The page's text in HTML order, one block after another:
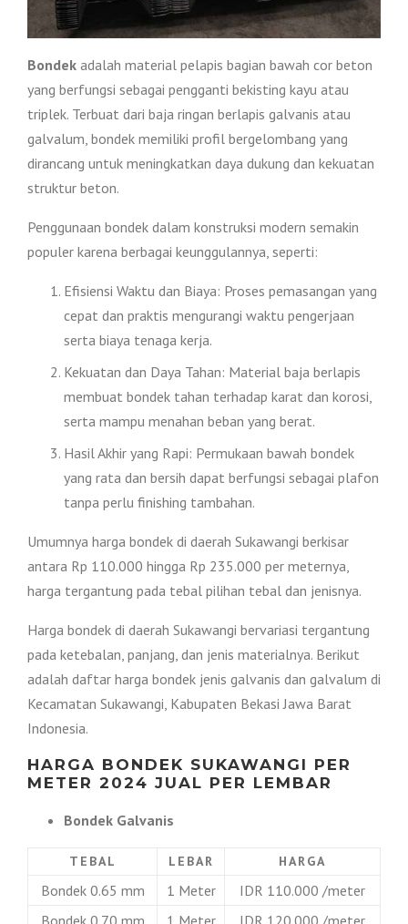
Bondek adalah material pelapis bagian bawah cor beton
yang berfungsi sebagai pengganti bekisting kayu atau
triplek. Terbuat dari baja ringan berlapis galvanis atau
galvalum, bondek memiliki profil bergelombang yang
dirancang untuk meningkatkan daya dukung dan kekuatan
struktur beton.
Penggunaan bondek dalam konstruksi modern semakin
populer karena berbagai keunggulannya, seperti:
Efisiensi Waktu dan Biaya: Proses pemasangan yang
cepat dan praktis mengurangi waktu pengerjaan
serta biaya tenaga kerja.
Kekuatan dan Daya Tahan: Material baja berlapis
membuat bondek tahan terhadap karat dan korosi,
serta mampu menahan beban yang berat.
Hasil Akhir yang Rapi: Permukaan bawah bondek
yang rata dan bersih dapat berfungsi sebagai plafon
tanpa perlu finishing tambahan.
Umumnya harga bondek di daerah Sukawangi berkisar
antara Rp 110.000 hingga Rp 235.000 per meternya,
harga tergantung pada tebal pilihan tebal dan jenisnya.
Harga bondek di daerah Sukawangi bervariasi tergantung
pada ketebalan, panjang, dan jenis materialnya. Berikut
adalah daftar harga bondek jenis galvanis dan galvalum di
Kecamatan Sukawangi, Kabupaten Bekasi Jawa Barat
Indonesia.
HARGA BONDEK SUKAWANGI PER
METER 2024 JUAL PER LEMBAR
Bondek Galvanis
TEBAL LEBAR HARGA
Bondek 0.65 mm 1 Meter
IDR 110.000 /meter